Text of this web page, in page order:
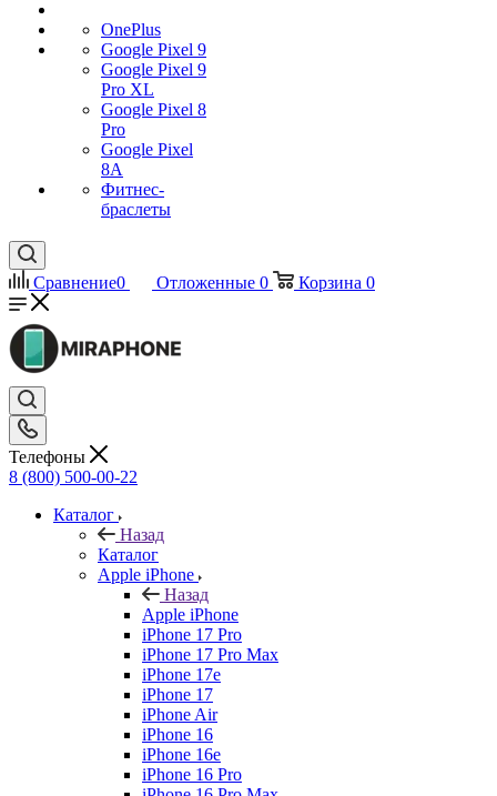
OnePlus
Google Pixel 9
Google Pixel 9
Pro XL
Google Pixel 8
Pro
Google Pixel
8A
Фитнес-
браслеты
Сравнение0 Отложенные 0 Корзина 0
Телефоны
8 (800) 500-00-22
Каталог
Назад
Каталог
Apple iPhone
Назад
Apple iPhone
iPhone 17 Pro
iPhone 17 Pro Max
iPhone 17e
iPhone 17
iPhone Air
iPhone 16
iPhone 16e
iPhone 16 Pro